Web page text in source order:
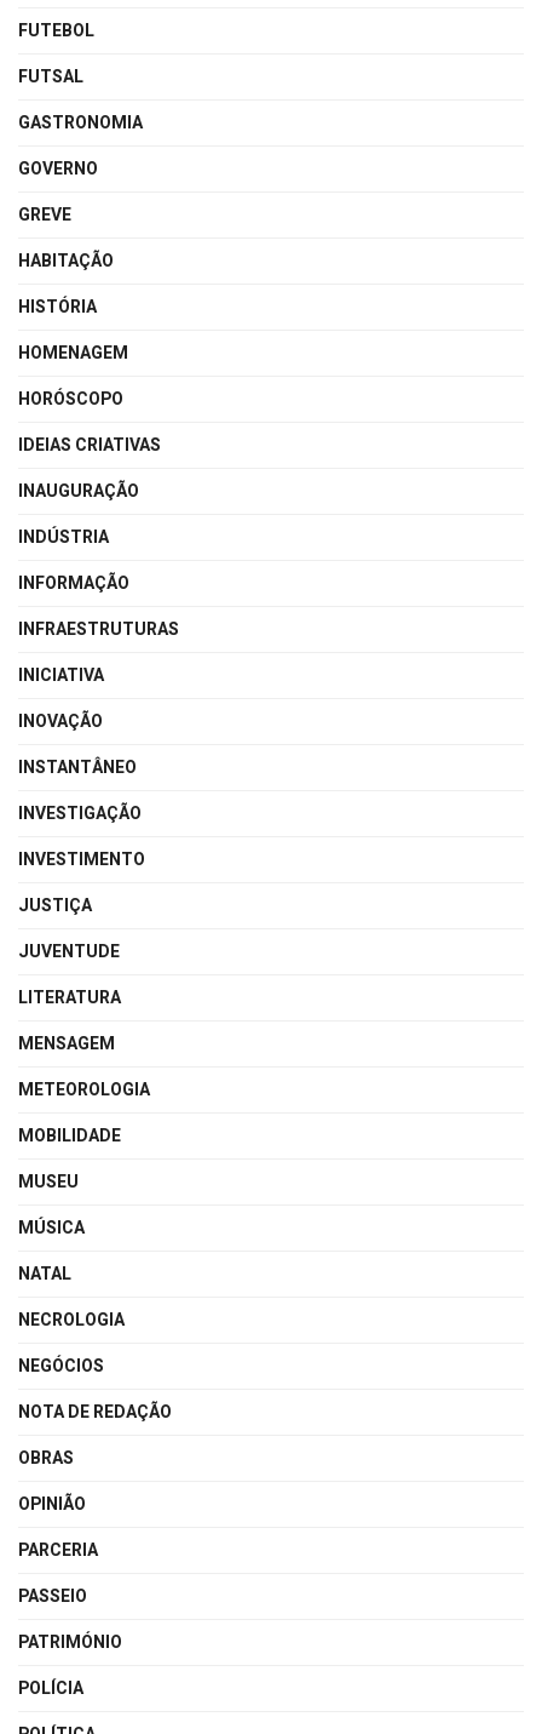
FUTEBOL
FUTSAL
GASTRONOMIA
GOVERNO
GREVE
HABITAÇÃO
HISTÓRIA
HOMENAGEM
HORÓSCOPO
IDEIAS CRIATIVAS
INAUGURAÇÃO
INDÚSTRIA
INFORMAÇÃO
INFRAESTRUTURAS
INICIATIVA
INOVAÇÃO
INSTANTÂNEO
INVESTIGAÇÃO
INVESTIMENTO
JUSTIÇA
JUVENTUDE
LITERATURA
MENSAGEM
METEOROLOGIA
MOBILIDADE
MUSEU
MÚSICA
NATAL
NECROLOGIA
NEGÓCIOS
NOTA DE REDAÇÃO
OBRAS
OPINIÃO
PARCERIA
PASSEIO
PATRIMÓNIO
POLÍCIA